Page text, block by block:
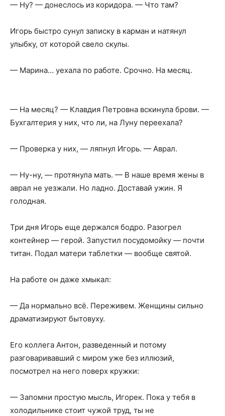
— Ну? — донеслось из коридора. — Что там?
Игорь быстро сунул записку в карман и натянул
улыбку, от которой свело скулы.
— Марина… уехала по работе. Срочно. На месяц.
— На месяц? — Клавдия Петровна вскинула брови. —
Бухгалтерия у них, что ли, на Луну переехала?
— Проверка у них, — ляпнул Игорь. — Аврал.
— Ну-ну, — протянула мать. — В наше время жены в
аврал не уезжали. Но ладно. Доставай ужин. Я
голодная.
Три дня Игорь еще держался бодро. Разогрел
контейнер — герой. Запустил посудомойку — почти
титан. Подал матери таблетки — вообще святой.
На работе он даже хмыкал:
— Да нормально всё. Переживем. Женщины сильно
драматизируют бытовуху.
Его коллега Антон, разведенный и потому
разговаривавший с миром уже без иллюзий,
посмотрел на него поверх кружки:
— Запомни простую мысль, Игорек. Пока у тебя в
холодильнике стоит чужой труд, ты не